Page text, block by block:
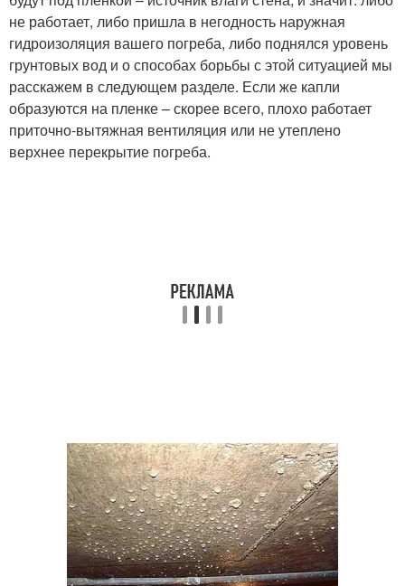
не работает, либо пришла в негодность наружная
гидроизоляция вашего погреба, либо поднялся уровень
грунтовых вод и о способах борьбы с этой ситуацией мы
расскажем в следующем разделе. Если же капли
образуются на пленке – скорее всего, плохо работает
приточно-вытяжная вентиляция или не утеплено
верхнее перекрытие погреба.